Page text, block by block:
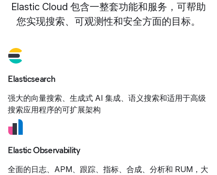
Elastic Cloud 包含一整套功能和服务，可帮助
您实现搜索、可观测性和安全方面的目标。
Elasticsearch
强大的向量搜索、生成式 AI 集成、语义搜索和适用于高级
搜索应用程序的可扩展架构
Elastic Observability
全面的日志、APM、跟踪、指标、合成、分析和 RUM，大